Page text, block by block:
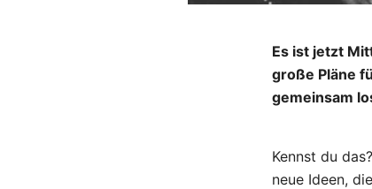
Es ist jetzt
große Pläne
gemeinsam
Kennst du
neue Ideen,